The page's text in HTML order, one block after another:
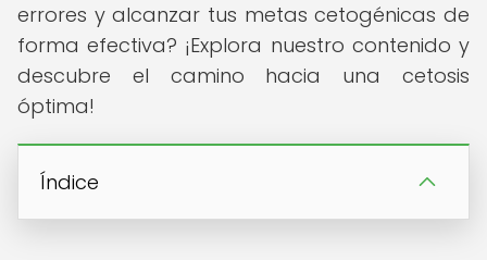
errores y alcanzar tus metas cetogénicas de
forma efectiva? ¡Explora nuestro contenido y
descubre el camino hacia una cetosis
óptima!
Índice